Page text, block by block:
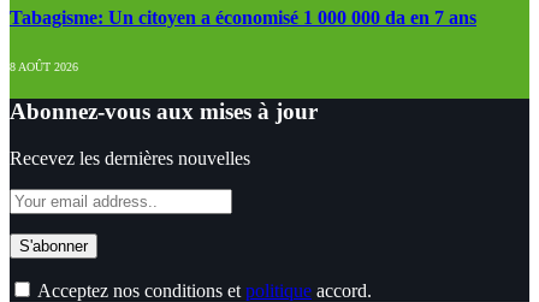
Tabagisme: Un citoyen a économisé 1 000 000 da en 7 ans
8 AOÛT 2026
Abonnez-vous aux mises à jour
Recevez les dernières nouvelles
Acceptez nos conditions et politique accord.